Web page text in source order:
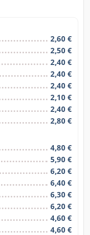
2,60 €
2,50 €
2,40 €
2,40 €
2,40 €
2,10 €
2,40 €
2,80 €
4,80 €
5,90 €
6,20 €
6,40 €
6,30 €
6,20 €
4,60 €
4,60 €